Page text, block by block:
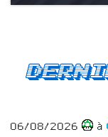
06/08/2026 à